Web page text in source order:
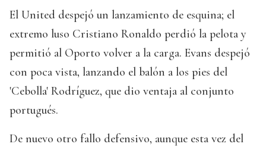
El United despejó un lanzamiento de esquina; el
extremo luso Cristiano Ronaldo perdió la pelota y
permitió al Oporto volver a la carga. Evans despejó
con poca vista, lanzando el balón a los pies del
'Cebolla' Rodríguez, que dio ventaja al conjunto
portugués.
De nuevo otro fallo defensivo, aunque esta vez del